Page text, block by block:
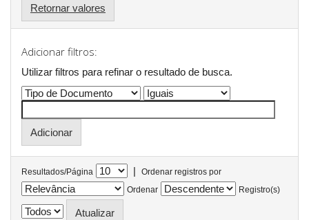
Retornar valores
Adicionar filtros:
Utilizar filtros para refinar o resultado de busca.
Resultados/Página |
Ordenar registros por
Ordenar
Registro(s)